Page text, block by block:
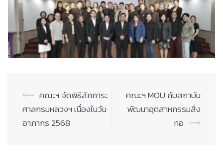
Post
navigation
⟵ คณะฯ จัดพิธีสักการะ
ศาลกรมหลวงฯ เนื่องในวัน
อาภากร 2568
คณะฯ MOU กับสถาบัน
พัฒนาอุตสาหกรรมสิ่ง
ทอ ⟶